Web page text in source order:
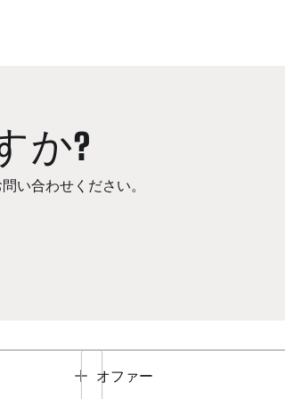
か?
い合わせください。
Toggle
オファー